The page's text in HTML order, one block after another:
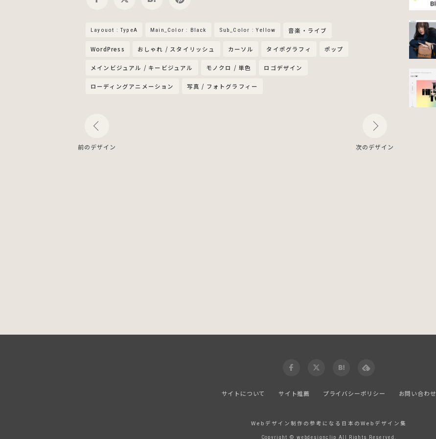
Layouot : TypeA Main_Color : Black Sub_Color : Yellow 音楽・ライブ
WordPress おしゃれ / スタイリッシュ カーソル タイポグラフィ ポップ
メインビジュアル / キービジュアル モノクロ / 単色 ロゴデザイン
ローディングアニメーション 写真 / フォトグラフィー
サイトについて サイト推薦 プライバシーポリシー お問い合わせ
Webデザイン制作の参考になる日本のWebデザイン集
Copyright © webdesignclip All Rights Reserved.